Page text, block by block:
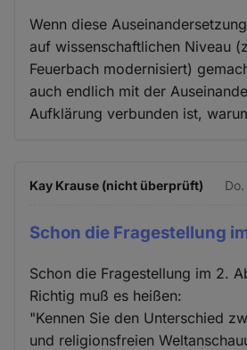
Wenn diese
auf wissenschaftlichen Niveau
Feuerbach modernisiert)
auch endlich mit der
Aufklärung verbunden ist,
Kay Krause (nicht überprüft)
Schon die Fragestellung
Schon die Fragestellung im 2.
Richtig muß es heißen:
"Kennen Sie den Unterschied
und religionsfreien